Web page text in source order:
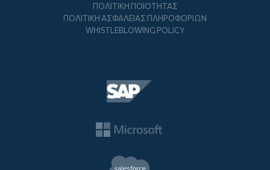
ΠΟΛΙΤΙΚΉ ΠΟΙΌΤΗΤΑΣ
ΠΟΛΙΤΙΚΉ ΑΣΦΆΛΕΙΑΣ ΠΛΗΡΟΦΟΡΙΏΝ
WHISTLEBLOWING POLICY